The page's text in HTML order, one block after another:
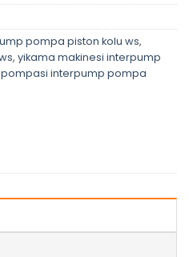
pompa piston kolu ws,
, yikama makinesi interpump
interpump pompa